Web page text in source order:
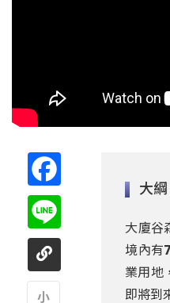
大綱
大廈谷
境內有
業用地
即將到